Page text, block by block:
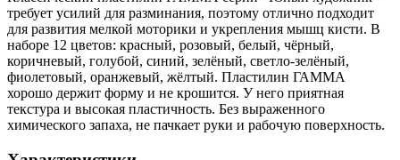
требует усилий для разминания, поэтому отлично подходит
для развития мелкой моторики и укрепления мышц кисти. В
наборе 12 цветов: красный, розовый, белый, чёрный,
коричневый, голубой, синий, зелёный, светло-зелёный,
фиолетовый, оранжевый, жёлтый. Пластилин ГАММА
хорошо держит форму и не крошится. У него приятная
текстура и высокая пластичность. Без выраженного
химического запаха, не пачкает руки и рабочую поверхность.